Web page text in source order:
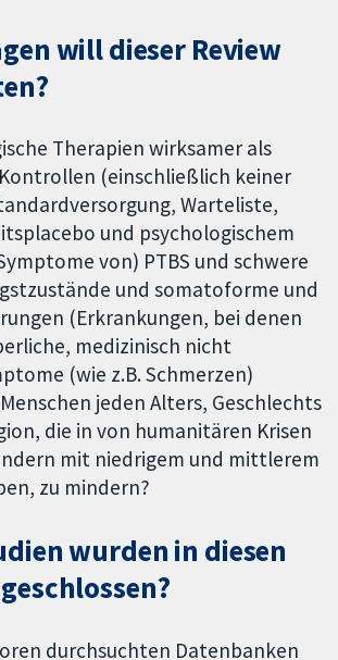
will dieser Review
Therapien wirksamer als
(einschließlich keiner
Warteliste,
und psychologischem
von) PTBS und schwere
und somatoforme und
(Erkrankungen, bei denen
medizinisch nicht
(wie z.B. Schmerzen)
jeden Alters, Geschlechts
die in von humanitären Krisen
mit niedrigem und mittlerem
zu mindern?
wurden in diesen
durchsuchten Datenbanken